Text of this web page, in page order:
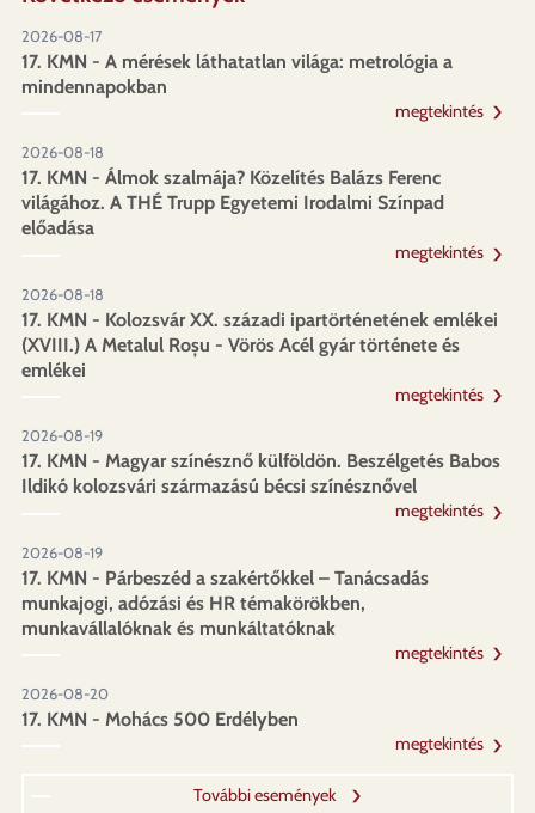
2026-08-17
17. KMN - A mérések láthatatlan világa: metrológia a
mindennapokban
megtekintés
2026-08-18
17. KMN - Álmok szalmája? Közelítés Balázs Ferenc
világához. A THÉ Trupp Egyetemi Irodalmi Színpad
előadása
megtekintés
2026-08-18
17. KMN - Kolozsvár XX. századi ipartörténetének emlékei
(XVIII.) A Metalul Roșu - Vörös Acél gyár története és
emlékei
megtekintés
2026-08-19
17. KMN - Magyar színésznő külföldön. Beszélgetés Babos
Ildikó kolozsvári származású bécsi színésznővel
megtekintés
2026-08-19
17. KMN - Párbeszéd a szakértőkkel – Tanácsadás
munkajogi, adózási és HR témakörökben,
munkavállalóknak és munkáltatóknak
megtekintés
2026-08-20
17. KMN - Mohács 500 Erdélyben
megtekintés
További események